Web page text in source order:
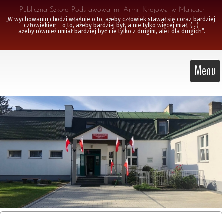
Publiczna Szkoła Podstawowa im. Armii Krajowej w Malicach
„W wychowaniu chodzi właśnie o to, ażeby człowiek stawał się coraz bardziej
człowiekiem - o to, ażeby bardziej był, a nie tylko więcej miał, (...)
ażeby również umiał bardziej być nie tylko z drugim, ale i dla drugich”.
Menu